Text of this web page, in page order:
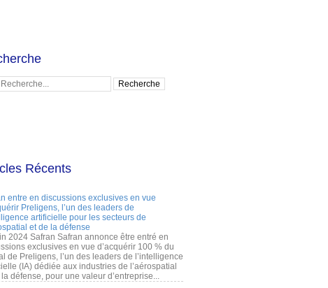
Récents
entre en discussions exclusives en vue
Preligens, l’un des leaders de
artificielle pour les secteurs de
et de la défense
2024 Safran Safran annonce être entré en
exclusives en vue d’acquérir 100 % du
de Preligens, l’un des leaders de l’intelligence
(IA) dédiée aux industries de l’aérospatial
défense, pour une valeur d’entreprise...